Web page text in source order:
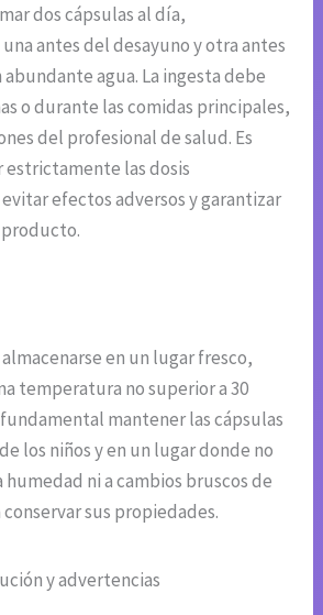
dos cápsulas al día,
antes del desayuno y otra antes
agua. La ingesta debe
o durante las comidas principales,
del profesional de salud. Es
las dosis
efectos adversos y garantizar
en un lugar fresco,
temperatura no superior a 30
fundamental mantener las cápsulas
los niños y en un lugar donde no
ni a cambios bruscos de
sus propiedades.
y advertencias